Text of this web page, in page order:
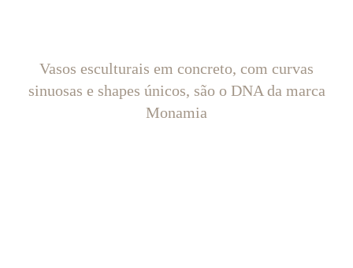
Vasos esculturais em concreto, com curvas
sinuosas e shapes únicos, são o DNA da marca
Monamia